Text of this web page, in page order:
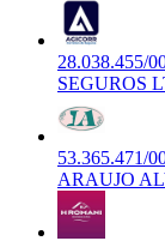
28.038.455/
SEGUROS
53.365.471/
ARAUJO